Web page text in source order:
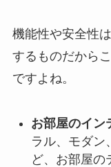
機能性や安全性
するものだから
ですよね。
お部屋のイン
ラル、モダン
ど、お部屋の